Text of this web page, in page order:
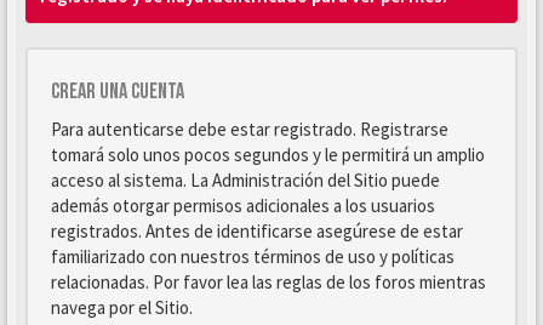
Crear una cuenta
Para autenticarse debe estar registrado. Registrarse
tomará solo unos pocos segundos y le permitirá un amplio
acceso al sistema. La Administración del Sitio puede
además otorgar permisos adicionales a los usuarios
registrados. Antes de identificarse asegúrese de estar
familiarizado con nuestros términos de uso y políticas
relacionadas. Por favor lea las reglas de los foros mientras
navega por el Sitio.